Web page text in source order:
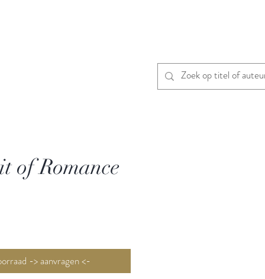
of Romance
Niet op voorraad -> aanvragen <-